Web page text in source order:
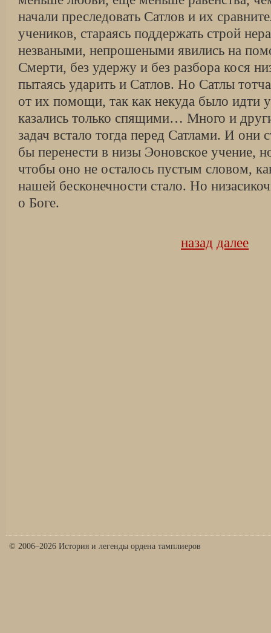
начали преследовать Сатлов и их
учеников, стараясь поддержать строй
незваными, непрошеными явились на
Смерти, без удержу и без разбора кося
пытаясь ударить и Сатлов. Но Сатлы
от их помощи, так как некуда было идти
казались только спящими… Много и
задач встало тогда перед Сатлами. И они
бы перенести в низы Эоновское учение,
чтобы оно не осталось пустым словом,
нашей бесконечности стало. Но
о Боге.
назад далее
© 2006–2026 История и легенды ордена тамплиеров